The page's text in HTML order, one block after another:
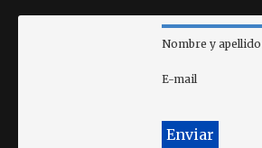
Nombre y apellido
E-mail